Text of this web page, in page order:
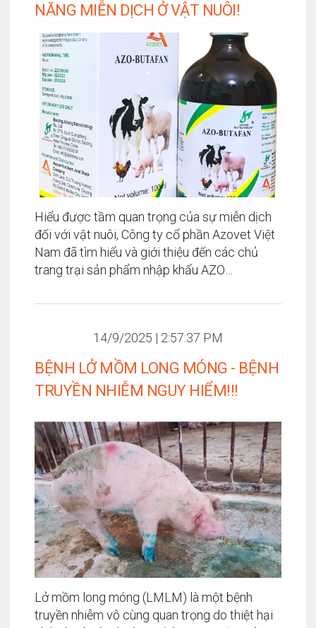
NĂNG MIỄN DỊCH Ở VẬT NUÔI!
Hiểu được tầm quan trọng của sự miễn dịch
đối với vật nuôi, Công ty cổ phần Azovet Việt
Nam đã tìm hiểu và giới thiệu đến các chủ
trang trại sản phẩm nhập khẩu AZO
xuất thuốc thú y nổi tiếng trên thế giới giúp
14/9/2025 | 2:57:37 PM
BỆNH LỞ MỒM LONG MÓNG - BỆNH
TRUYỀN NHIỄM NGUY HIỂM!!!
Lở mồm long móng (LMLM) là một bệnh
truyền nhiễm vô cùng quan trọng do thiệt hại